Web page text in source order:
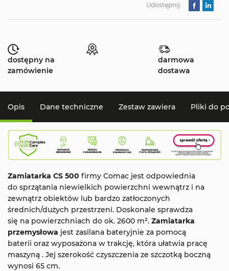
Udostępnij:
dostępny na
zamówienie
darmowa
dostawa
Opis Dane techniczne Zestaw zawiera Pliki do
Zamiatarka CS 500 firmy Comac jest odpowiednia
do sprzątania niewielkich powierzchni wewnątrz i na
zewnątrz obiektów lub bardzo zatłoczonych
średnich/dużych przestrzeni. Doskonale sprawdza
się na powierzchniach do ok. 2600 m². Zamiatarka
przemysłowa jest zasilana bateryjnie za pomocą
baterii oraz wyposażona w trakcję, która ułatwia pracę
maszyną . Jej szerokość czyszczenia ze szczotką boczną
wynosi 65 cm.